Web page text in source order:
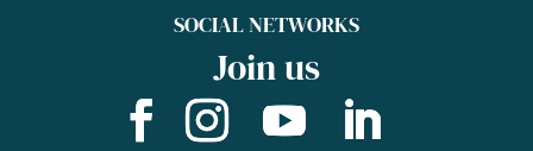
SOCIAL NETWORKS
Join us